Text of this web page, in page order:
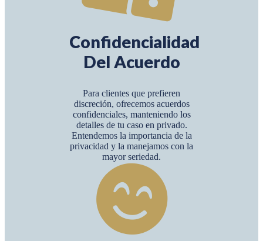
Confidencialidad
Del Acuerdo
Para clientes que prefieren
discreción, ofrecemos acuerdos
confidenciales, manteniendo los
detalles de tu caso en privado.
Entendemos la importancia de la
privacidad y la manejamos con la
mayor seriedad.